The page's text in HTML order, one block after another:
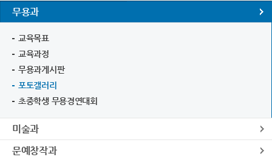
무용과
교육목표
교육과정
무용과게시판
포토갤러리
초중학생 무용경연대회
미술과
문예창작과